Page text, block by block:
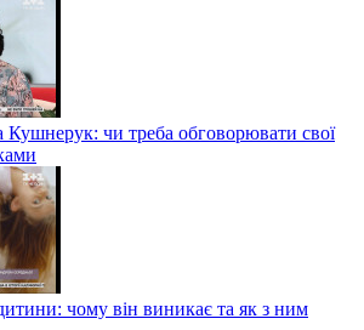
чи треба обговорювати свої
чому він виникає та як з ним